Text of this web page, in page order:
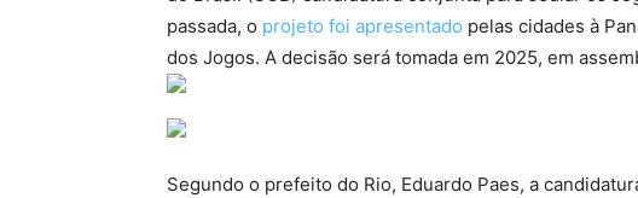
passada, o projeto foi apresentado pelas cidades à
dos Jogos. A decisão será tomada em 2025, em
Segundo o prefeito do Rio, Eduardo Paes, a